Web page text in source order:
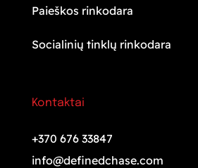
Paieškos rinkodara
Socialinių tinklų rinkodara
Kontaktai
+370 676 33847
info@definedchase.com